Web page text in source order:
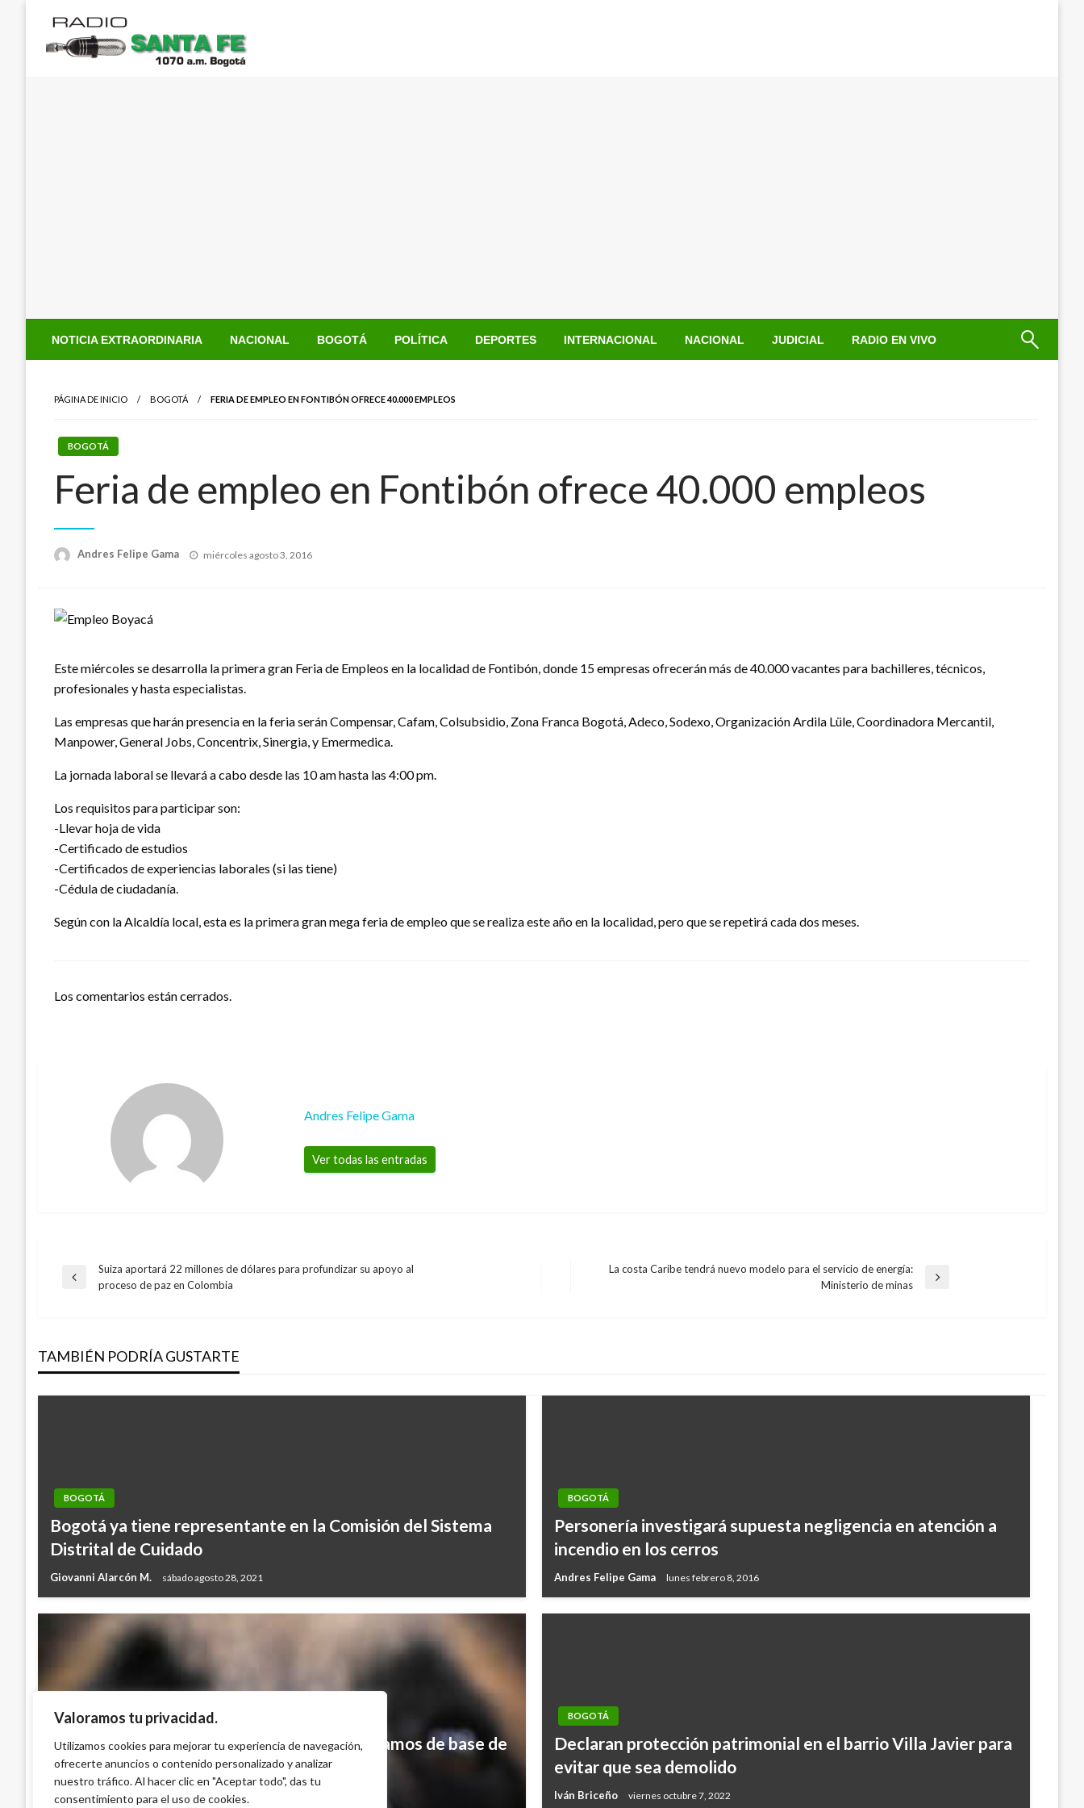
Valoramos tu privacidad.
Utilizamos cookies para mejorar tu experiencia de navegación,
ofrecerte anuncios o contenido personalizado y analizar
nuestro tráfico. Al hacer clic en "Aceptar todo", das tu
consentimiento para el uso de cookies.
contenido
NOTICIA EXTRAORDINARIA NACIONAL BOGOTÁ POLÍTICA DEPORTES INTERNACIONAL NACIONAL JUDICIAL RADIO EN VIVO
PÁGINA DE INICIO BOGOTÁ FERIA DE EMPLEO EN FONTIBÓN OFRECE 40.000 EMPLEOS
BOGOTÁ
Feria de empleo en Fontibón ofrece 40.000 empleos
Andres Felipe Gama
Publicado
miércoles agosto 3, 2016
Este miércoles se desarrolla la primera gran Feria de Empleos en la localidad de Fontibón, donde 15 empresas ofrecerán más de 40.000 vacantes para bachilleres, técnicos,
profesionales y hasta especialistas.
Las empresas que harán presencia en la feria serán Compensar, Cafam, Colsubsidio, Zona Franca Bogotá, Adeco, Sodexo, Organización Ardila Lüle, Coordinadora Mercantil,
Manpower, General Jobs, Concentrix, Sinergia, y Emermedica.
La jornada laboral se llevará a cabo desde las 10 am hasta las 4:00 pm.
Los requisitos para participar son:
-Llevar hoja de vida
-Certificado de estudios
-Certificados de experiencias laborales (si las tiene)
-Cédula de ciudadanía.
Según con la Alcaldía local, esta es la primera gran mega feria de empleo que se realiza este año en la localidad, pero que se repetirá cada dos meses.
Los comentarios están cerrados.
Andres Felipe Gama
Ver todas las entradas
Navegación
entradas
Entrada
Suiza aportará 22 millones de dólares para profundizar su apoyo al
proceso de paz en Colombia
La costa Caribe tendrá nuevo modelo para el servicio de energía:
Ministerio de minas
TAMBIÉN PODRÍA GUSTARTE
BOGOTÁ
Bogotá ya tiene representante en la Comisión del Sistema
Distrital de Cuidado
Giovanni Alarcón M. sábado agosto 28, 2021
BOGOTÁ
Personería investigará supuesta negligencia en atención a
incendio en los cerros
Andres Felipe Gama lunes febrero 8, 2016
BOGOTÁ
Con la canina ‘Kala’ policía incautó 2.5 kilogramos de base de
coca en El Dorado
Giovanni Alarcón M. lunes octubre 28, 2024
BOGOTÁ
Declaran protección patrimonial en el barrio Villa Javier para
evitar que sea demolido
Iván Briceño viernes octubre 7, 2022